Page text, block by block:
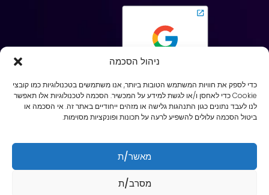
ניהול הסכמה
כדי לספק את חוויות המשתמש הטובות ביותר, אנו משתמשים בטכנולוגיות כמו קובצי
Cookie כדי לאחסן ו/או לגשת למידע על המכשיר. הסכמה לטכנולוגיות אלו תאפשר
לנו לעבד נתונים כגון התנהגות גלישה או מזהים ייחודיים באתר זה. אי הסכמה או
ביטול הסכמה עלולים להשפיע לרעה על תכונות ופונקציות מסוימות.
מאשר/ת
מסרב/ת